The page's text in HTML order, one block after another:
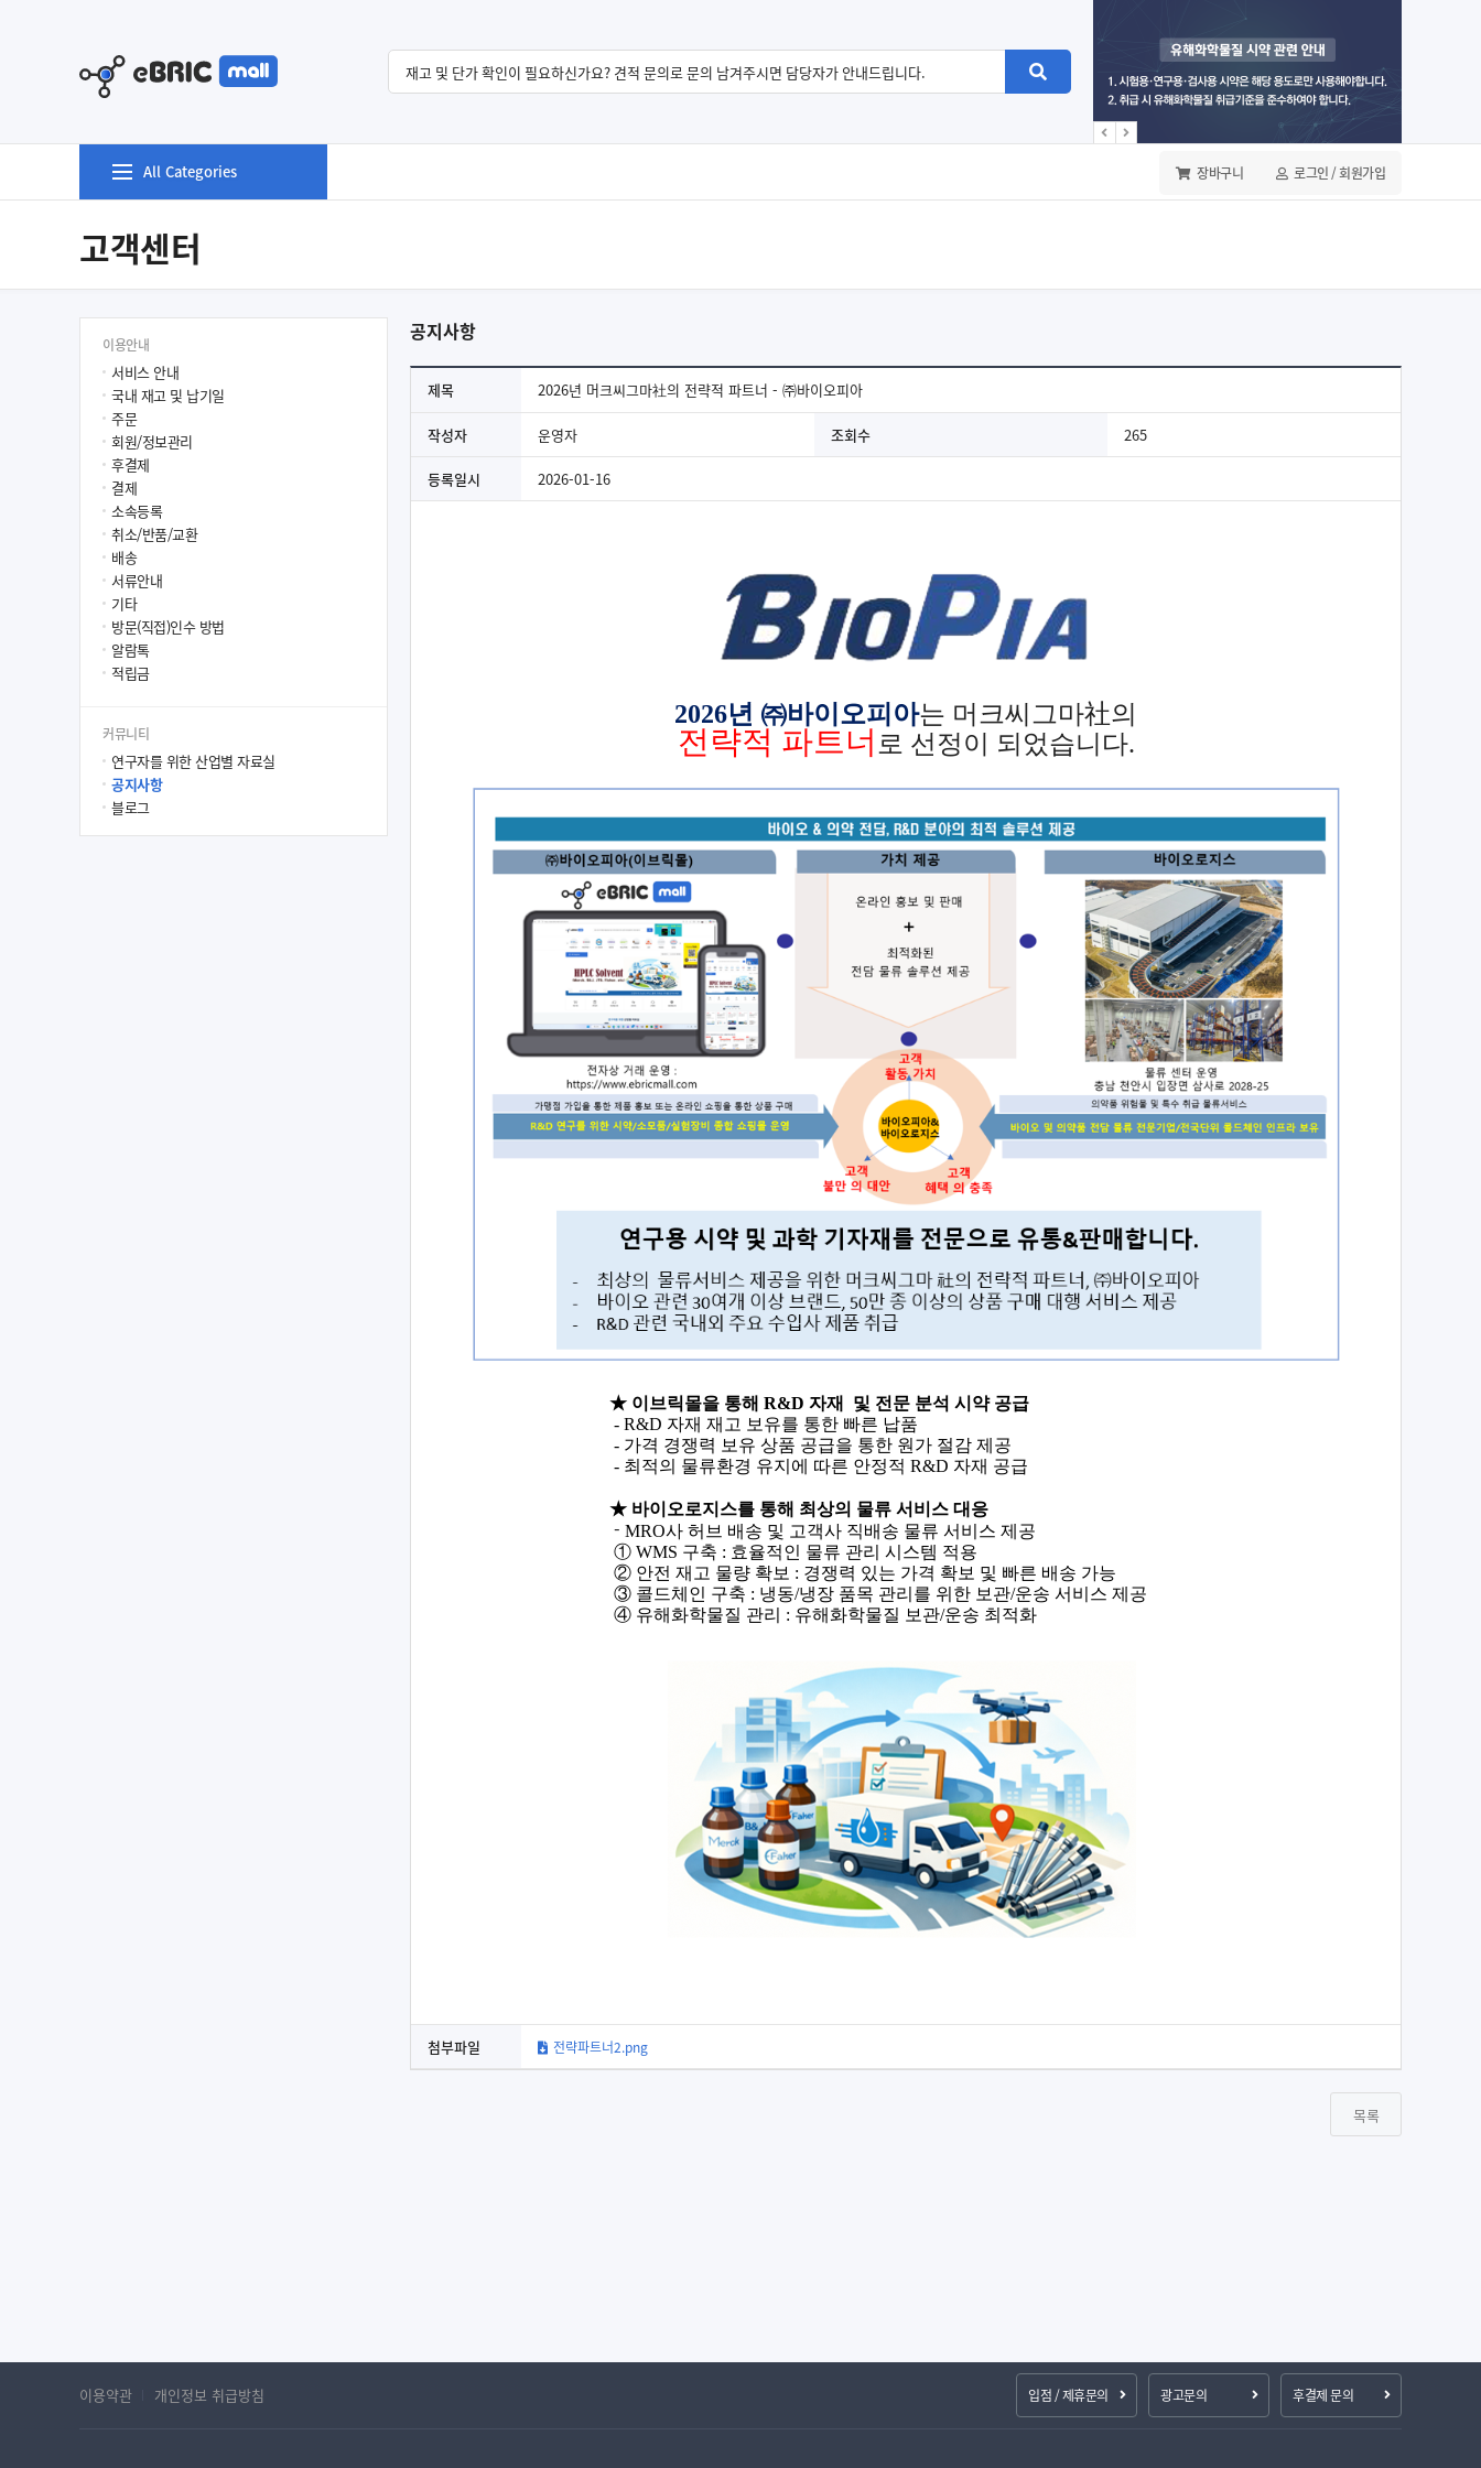
All Categories 장바구니 로그인 / 회원가입
고객센터
이용안내
서비스 안내
국내 재고 및 납기일
주문
회원/정보관리
후결제
결제
소속등록
취소/반품/교환
배송
서류안내
기타
방문(직접)인수 방법
알람톡
적립금
커뮤니티
연구자를 위한 산업별 자료실
공지사항
블로그
공지사항
제목 2026년 머크씨그마社의 전략적 파트너 - ㈜바이오피아
작성자 운영자 조회수 265
등록일시 2026-01-16
2026년 ㈜바이오피아는 머크씨그마社의
전략적 파트너 로 선정이 되었습니다.
★ 이브릭몰을 통해R&D자재
및 전문 분석 시약 공급
- R&D 자재 재고 보유를 통한 빠른 납품
- 가격 경쟁력 보유 상품 공급을 통한 원가 절감 제공
- 최적의 물류환경 유지에 따른 안정적R&D 자재 공급
★ 바이오로지스를 통해 최상의 물류 서비스 대응
- MRO사 허브 배송 및 고객사 직배송 물류 서비스 제공
① WMS 구축 : 효율적인 물류 관리 시스템 적용
② 안전 재고 물량 확보 : 경쟁력 있는 가격 확보 및 빠른 배송 가능
③ 콜드체인 구축 : 냉동/냉장 품목 관리를 위한 보관/운송 서비스 제공
④ 유해화학물질 관리 : 유해화학물질 보관/운송 최적화
첨부파일 전략파트너2.png
목록
이용약관 개인정보 취급방침 입점 / 제휴문의 광고문의 후결제 문의